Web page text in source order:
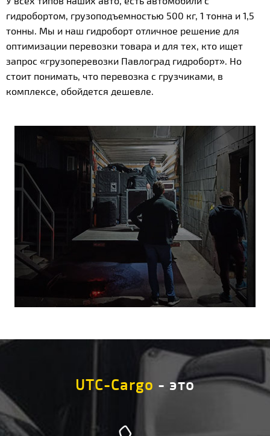
гидробортом, грузоподъемностью 500 кг, 1 тонна и 1,5
тонны. Мы и наш гидроборт отличное решение для
оптимизации перевозки товара и для тех, кто ищет
запрос «грузоперевозки Павлоград гидроборт». Но
стоит понимать, что перевозка с грузчиками, в
комплексе, обойдется дешевле.
UTC-Cargo - это